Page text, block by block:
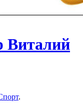
Виталий
.